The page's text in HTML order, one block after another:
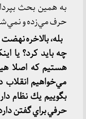
به همين بحث
حرف مي‌زده و
بله، بالاخره
چه بايد كرد؟ يا
هستيم كه اصلا
مي‌خواهيم انقلاب
بگوييم يك نظام
حرفي براي گفتن